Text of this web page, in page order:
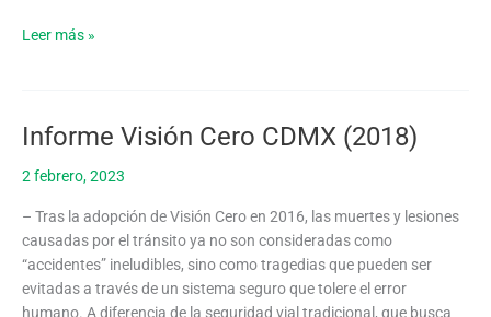
(2020)
Leer más »
Informe Visión Cero CDMX (2018)
2 febrero, 2023
– Tras la adopción de Visión Cero en 2016, las muertes y lesiones
causadas por el tránsito ya no son consideradas como
“accidentes” ineludibles, sino como tragedias que pueden ser
evitadas a través de un sistema seguro que tolere el error
humano. A diferencia de la seguridad vial tradicional, que busca
Informe
Cero
(2018)